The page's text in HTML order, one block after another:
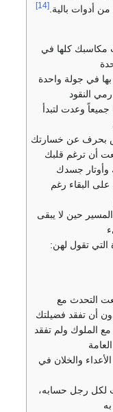
أدوات بالية. [14]
مكاسبك كلها في
في جولة واحدة
النقود
وعدت لتبدأ
بحرف عن خسارتك
أن ترغم قلبك
وأوتار جسدك
البقاء رغم
حين لا يبقى
التي تقول لهن:
التحدث مع
أن تفقد فضيلتك
الملوك ولم تفقد
والخلان في
لكل رجل حسابه،